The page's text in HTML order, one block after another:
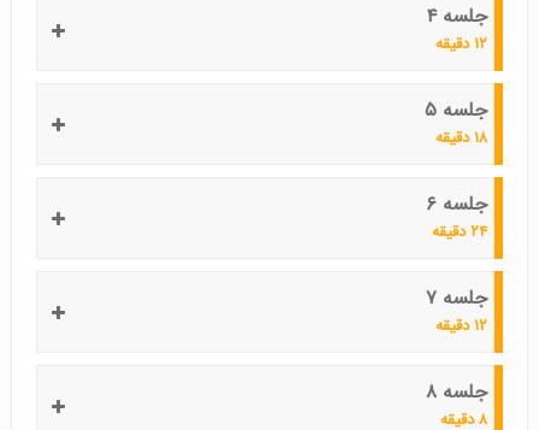
جلسه ۴
۱۲ دقیقه
جلسه ۵
۱۸ دقیقه
جلسه ۶
۲۴ دقیقه
جلسه ۷
۱۲ دقیقه
جلسه ۸
۸ دقیقه